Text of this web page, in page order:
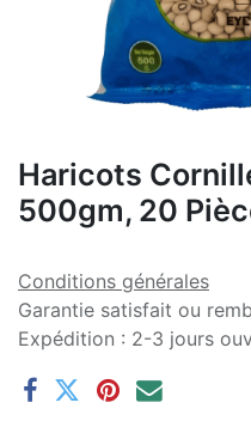
Haricots
500gm, 20
Conditions générales
Garantie satisfait ou
Expédition : 2-3 jours